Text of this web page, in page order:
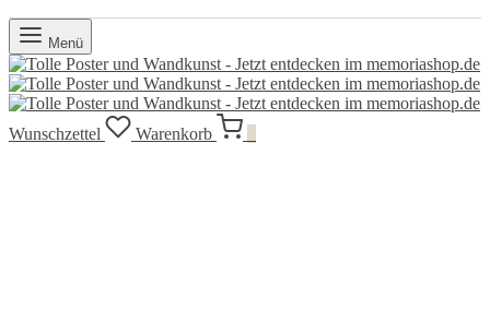
Menü
Wunschzettel Warenkorb